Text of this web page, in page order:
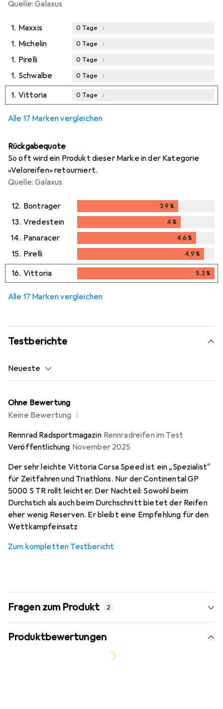
Quelle: Galaxus
1. Maxxis 0 Tage i
1. Michelin 0 Tage i
1. Pirelli 0 Tage i
1. Schwalbe 0 Tage i
1. Vittoria 0 Tage i
Alle 17 Marken vergleichen
Rückgabequote
So oft wird ein Produkt dieser Marke in der Kategorie
«Veloreifen» retourniert.
Quelle: Galaxus
12. Bontrager 3,9%
13. Vredestein 4%
14. Panaracer 4,6%
4,6%
15. Pirelli 4,9%
4,9%
16. Vittoria 5,3%
5,3%
Alle 17 Marken vergleichen
Testberichte
Neueste
Ohne Bewertung
Keine Bewertung i
Rennrad Radsportmagazin Rennradreifen im Test
Veröffentlichung November 2025
Der sehr leichte Vittoria Corsa Speed ist ein „Spezialist"
für Zeitfahren und Triathlons. Nur der Continental GP
5000 S TR rollt leichter. Der Nachteil: Sowohl beim
Durchstich als auch beim Durchschnitt bietet der Reifen
eher wenig Reserven. Er bleibt eine Empfehlung für den
Wettkampfeinsatz
Zum kompletten Testbericht
Fragen zum Produkt 2
Produktbewertungen